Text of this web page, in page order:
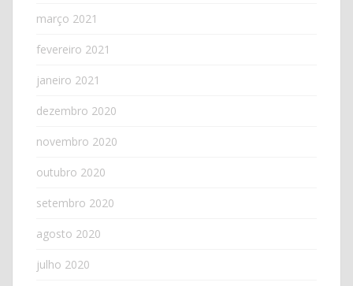
março 2021
fevereiro 2021
janeiro 2021
dezembro 2020
novembro 2020
outubro 2020
setembro 2020
agosto 2020
julho 2020